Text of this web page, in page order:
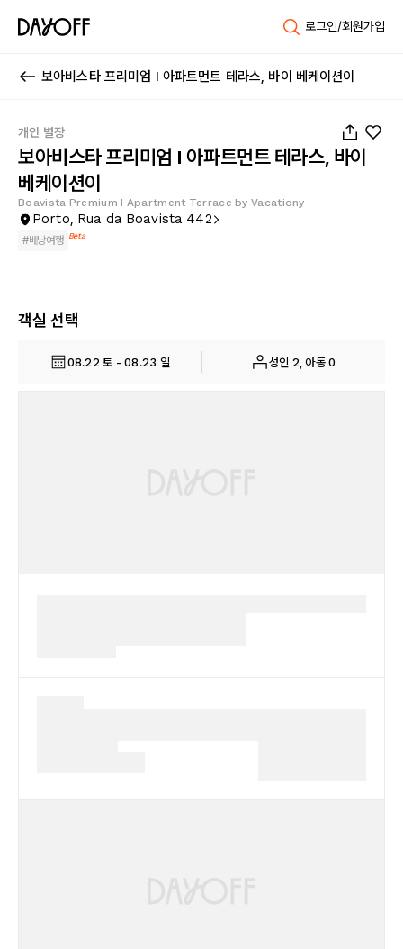
로그인/회원가입
보아비스타 프리미엄 I 아파트먼트 테라스, 바이 베케이션이
개인 별장
보아비스타 프리미엄 I 아파트먼트 테라스, 바이
베케이션이
Boavista Premium I Apartment Terrace by Vacationy
Porto, Rua da Boavista 442
#배낭여행 Beta
객실 선택
08.22 토 - 08.23 일 성인 2, 아동 0